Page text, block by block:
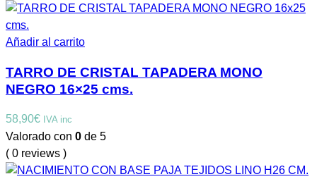
era:
es:
Añadir al carrito
TARRO DE CRISTAL TAPADERA MONO
NEGRO 16×25 cms.
58,90€ IVA inc
Valorado con 0 de 5
( 0 reviews )